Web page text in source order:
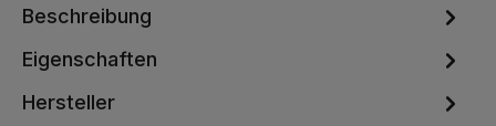
Beschreibung
Eigenschaften
Hersteller